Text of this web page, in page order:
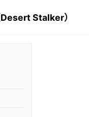
Stalker）